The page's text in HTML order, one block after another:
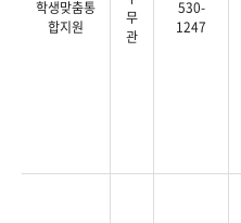
학생맞춤통
합지원
무
관
530-
1247